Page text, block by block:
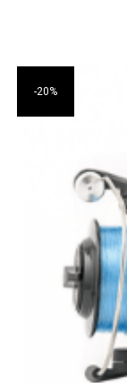
-20%